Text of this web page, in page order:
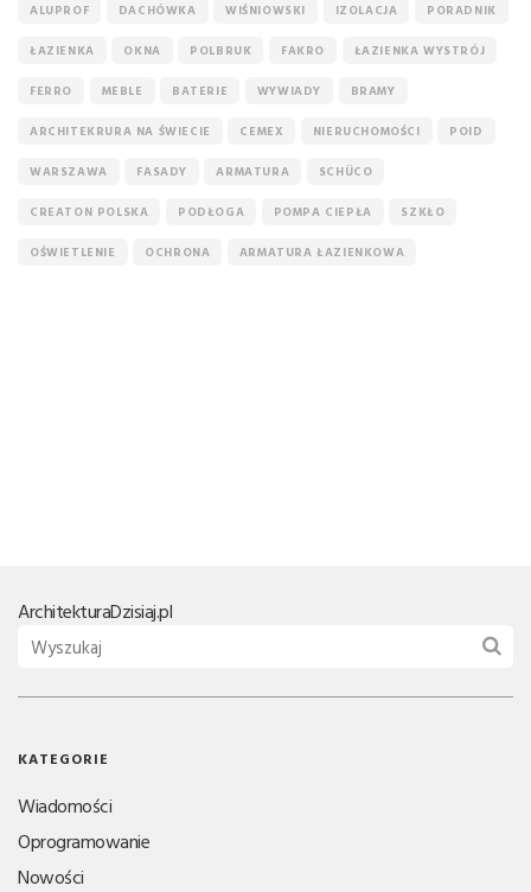
ALUPROF DACHÓWKA WIŚNIOWSKI IZOLACJA PORADNIK
ŁAZIENKA OKNA POLBRUK FAKRO ŁAZIENKA WYSTRÓJ
FERRO MEBLE BATERIE WYWIADY BRAMY
ARCHITEKRURA NA ŚWIECIE CEMEX NIERUCHOMOŚCI POID
WARSZAWA FASADY ARMATURA SCHÜCO
CREATON POLSKA PODŁOGA POMPA CIEPŁA SZKŁO
OŚWIETLENIE OCHRONA ARMATURA ŁAZIENKOWA
ArchitekturaDzisiaj.pl
KATEGORIE
Wiadomości
Oprogramowanie
Nowości